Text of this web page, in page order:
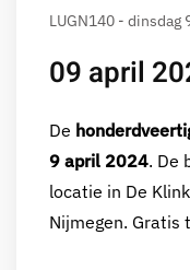
LUGN140 - dinsdag
09 april
De
9 april 2024. De
locatie in De
Nijmegen. Gratis